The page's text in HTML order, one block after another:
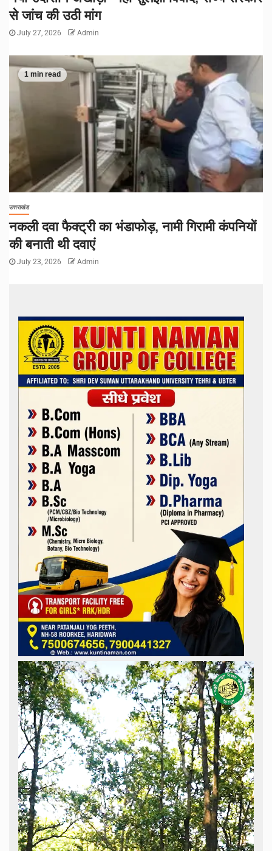
से जांच की उठी मांग
July 27, 2026 Admin
1 min read
उत्तराखंड
नकली दवा फैक्ट्री का भंडाफोड़, नामी गिरामी कंपनियों
की बनाती थी दवाएं
July 23, 2026 Admin